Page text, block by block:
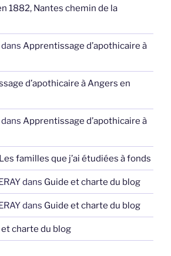
1882, Nantes chemin de la
dans Apprentissage d’apothicaire à
d’apothicaire à Angers en
dans Apprentissage d’apothicaire à
Les familles que j’ai étudiées à fonds
dans Guide et charte du blog
dans Guide et charte du blog
et charte du blog